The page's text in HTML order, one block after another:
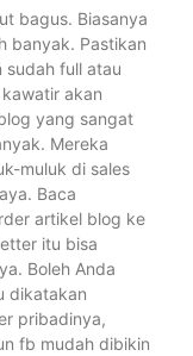
bagus. Biasanya
banyak. Pastikan
sudah full atau
akan
yang sangat
Mereka
muluk di sales
Baca
artikel blog ke
itu bisa
Boleh Anda
dikatakan
pribadinya,
fb mudah dibikin